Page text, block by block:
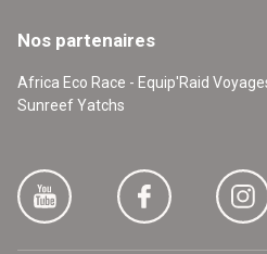
Nos partenaires
Africa Eco Race - Equip'Raid
Sunreef Yatchs